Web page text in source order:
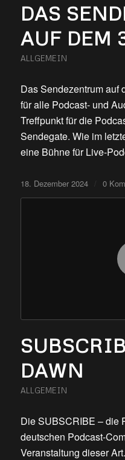
DAS
AUF DEM
ALLGEMEIN
Das Sendezentrum auf
für alle Podcast- und
Treffpunkt für die
Sendegate. Wie im
eine Bühne für Live-
18. Dezember 2024 0
DAWN
ALLGEMEIN
Die SUBSCRIBE – die
deutschen Podcast-
Veranstaltung dieser